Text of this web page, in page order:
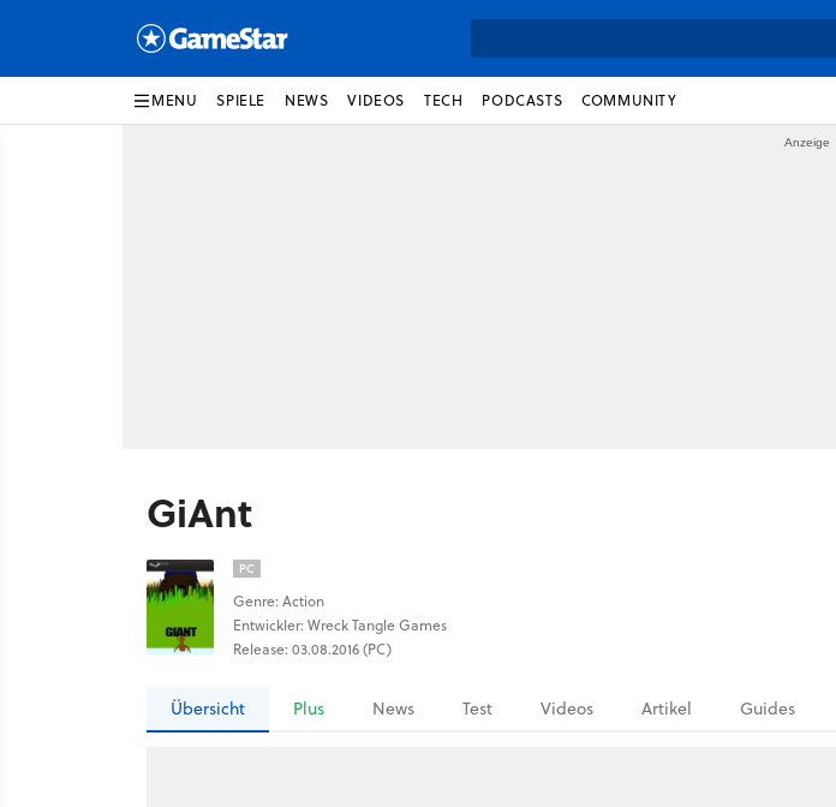
MENU SPIELE NEWS VIDEOS TECH PODCASTS COMMUNITY
GiAnt
PC
Genre: Action
Entwickler: Wreck Tangle Games
Release: 03.08.2016 (PC)
Übersicht Plus News Test Videos Artikel Guides